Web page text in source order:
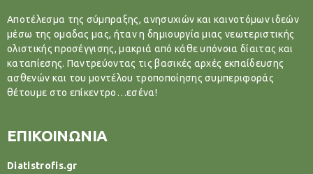
Αποτέλεσμα της σύμπραξης, ανησυχιών και καινοτόμων ιδεών
μέσω της ομαδας μας, ήταν η δημιουργία μιας νεωτεριστικής
ολιστικής προσέγγισης, μακριά από κάθε υπόνοια δίαιτας και
καταπίεσης. Παντρεύοντας τις βασικές αρχές εκπαίδευσης
ασθενών και του μοντέλου τροποποίησης συμπεριφοράς
θέτουμε στο επίκεντρο…εσένα!
ΕΠΙΚΟΙΝΩΝΙΑ
Diatistrofis.gr